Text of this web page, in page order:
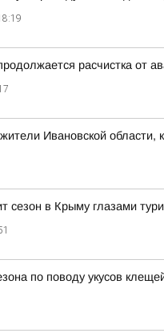
расчистка от
Ивановской области,
сезон в Крыму глазами
по поводу укусов